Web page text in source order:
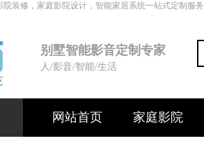
院装修，家庭影院设计，智能家居系统一站式定制服务
别墅智能影音定制专家
人/影音/智能/生活
网站首页 家庭影院